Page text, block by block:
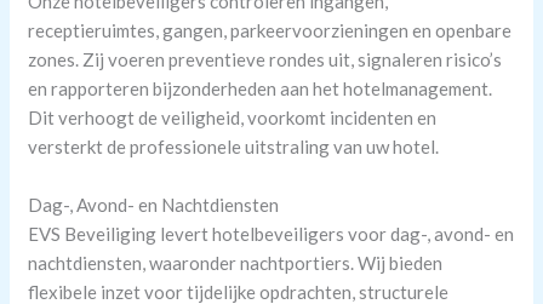
receptieruimtes, gangen, parkeervoorzieningen en openbare
zones. Zij voeren preventieve rondes uit, signaleren risico’s
en rapporteren bijzonderheden aan het hotelmanagement.
Dit verhoogt de veiligheid, voorkomt incidenten en
versterkt de professionele uitstraling van uw hotel.
Dag-, Avond- en Nachtdiensten
EVS Beveiliging levert hotelbeveiligers voor dag-, avond- en
nachtdiensten, waaronder nachtportiers. Wij bieden
flexibele inzet voor tijdelijke opdrachten, structurele